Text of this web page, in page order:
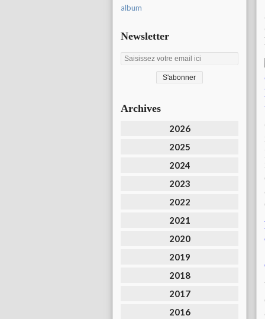
album
Newsletter
Archives
2026
2025
2024
2023
2022
2021
2020
2019
2018
2017
2016